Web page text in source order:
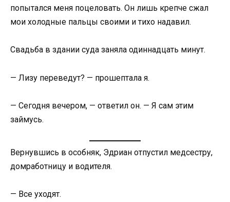
попытался меня поцеловать. Он лишь крепче сжал
мои холодные пальцы своими и тихо надавил.
Свадьба в здании суда заняла одиннадцать минут.
— Лизу переведут? — прошептала я.
— Сегодня вечером, — ответил он. — Я сам этим
займусь.
Вернувшись в особняк, Эдриан отпустил медсестру,
домработницу и водителя.
— Все уходят.